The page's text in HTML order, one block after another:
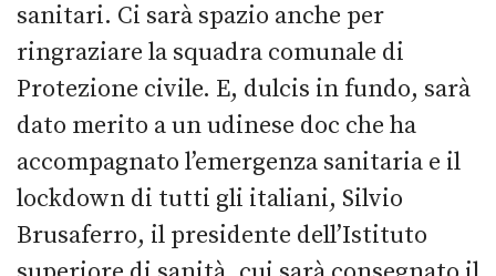
sanitari. Ci sarà spazio anche per
ringraziare la squadra comunale di
Protezione civile. E, dulcis in fundo, sarà
dato merito a un udinese doc che ha
accompagnato l’emergenza sanitaria e il
lockdown di tutti gli italiani, Silvio
Brusaferro, il presidente dell’Istituto